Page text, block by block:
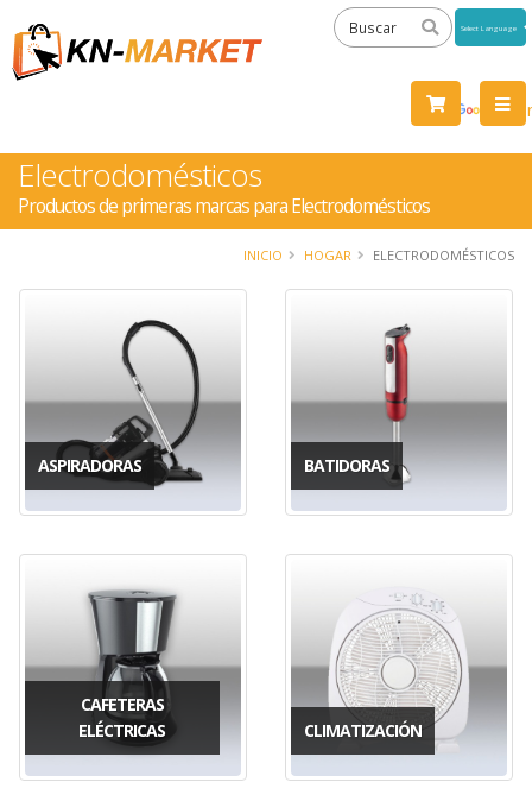
by
Electrodomésticos
Productos de primeras marcas para Electrodomésticos
INICIO HOGAR ELECTRODOMÉSTICOS
ASPIRADORAS BATIDORAS
CAFETERAS
ELÉCTRICAS
CLIMATIZACIÓN